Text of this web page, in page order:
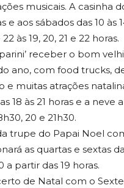
musicais. A casinha
aos sábados das 10 às
às 19, 20, 21 e 22 horas.
receber o bom
ano, com food trucks,
muitas atrações
18 às 21 horas e a neve
20 e 21h30.
trupe do Papai Noel
as quartas e sextas
a partir das 19 horas.
de Natal com o